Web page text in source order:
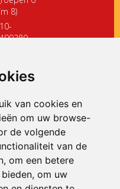
van cookies en
om uw browse-
de volgende
van de
, om een betere
, om uw
8)